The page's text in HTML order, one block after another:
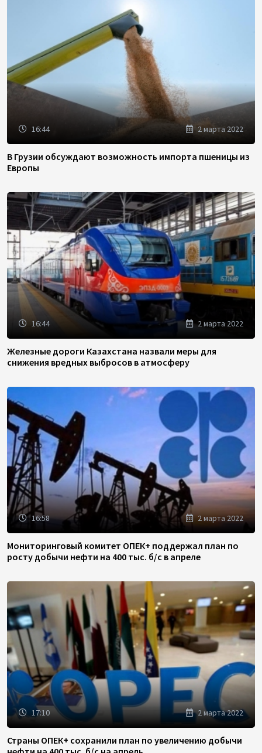
16:44 2 марта 2022
В Грузии обсуждают возможность импорта пшеницы из
Европы
16:44 2 марта 2022
Железные дороги Казахстана назвали меры для
снижения вредных выбросов в атмосферу
16:58 2 марта 2022
Мониторинговый комитет ОПЕК+ поддержал план по
росту добычи нефти на 400 тыс. б/с в апреле
17:10 2 марта 2022
Страны ОПЕК+ сохранили план по увеличению добычи